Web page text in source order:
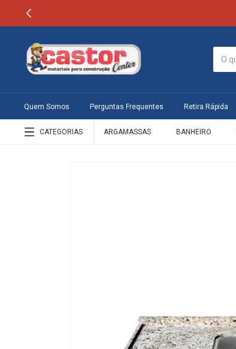
Quem Somos Perguntas Frequentes Retira Rápida
CATEGORIAS ARGAMASSAS BANHEIRO